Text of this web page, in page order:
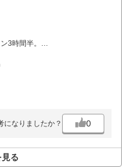
3時間半。
になりましたか？ 0
る